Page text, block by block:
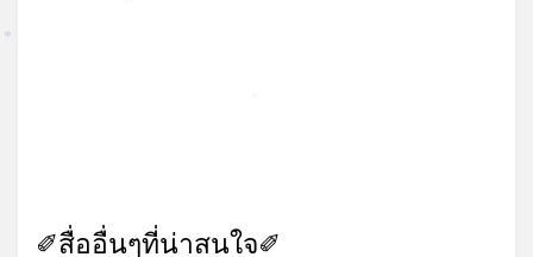
✐สื่ออื่นๆที่น่าสนใจ✐